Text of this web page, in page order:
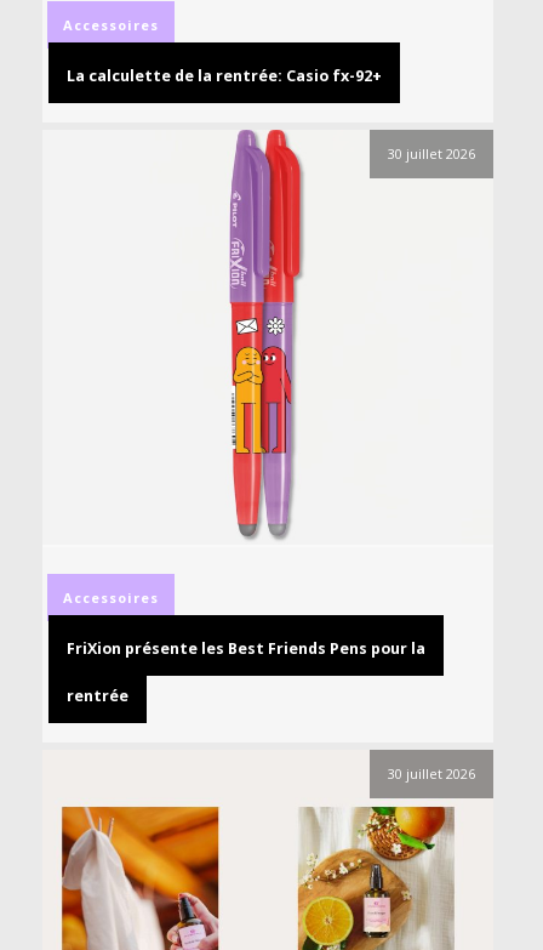
Accessoires
La calculette de la rentrée: Casio fx-92+
30 juillet 2026
Accessoires
FriXion présente les Best Friends Pens pour la
rentrée
30 juillet 2026